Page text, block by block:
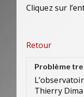
Cliquez sur
Retour
Problème
Thierry